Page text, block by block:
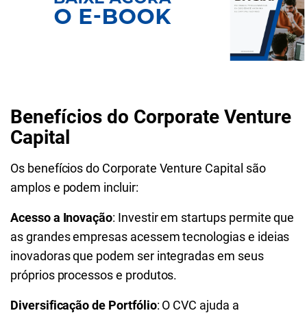
Benefícios do Corporate Venture
Capital
Os benefícios do Corporate Venture Capital são
amplos e podem incluir:
Acesso a Inovação: Investir em startups permite que
as grandes empresas acessem tecnologias e ideias
inovadoras que podem ser integradas em seus
próprios processos e produtos.
Diversificação de Portfólio: O CVC ajuda a